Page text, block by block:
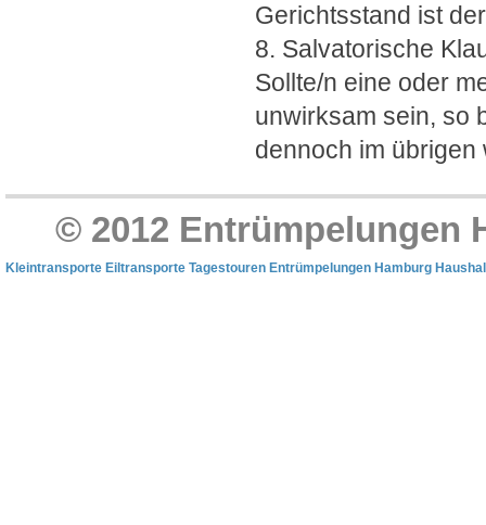
Gerichtsstand ist
8. Salvatorische
Sollte/n eine oder
unwirksam sein, so
dennoch im
© 2012 Entrümpelungen
Kleintransporte Eiltransporte Tagestouren Entrümpelungen Hamburg